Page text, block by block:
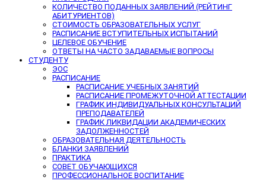
КОЛИЧЕСТВО ПОДАННЫХ ЗАЯВЛЕНИЙ (РЕЙТИНГ
АБИТУРИЕНТОВ)
СТОИМОСТЬ ОБРАЗОВАТЕЛЬНЫХ УСЛУГ
РАСПИСАНИЕ ВСТУПИТЕЛЬНЫХ ИСПЫТАНИЙ
ЦЕЛЕВОЕ ОБУЧЕНИЕ
ОТВЕТЫ НА ЧАСТО ЗАДАВАЕМЫЕ ВОПРОСЫ
СТУДЕНТУ
ЭОС
РАСПИСАНИЕ
РАСПИСАНИЕ УЧЕБНЫХ ЗАНЯТИЙ
РАСПИСАНИЕ ПРОМЕЖУТОЧНОЙ АТТЕСТАЦИИ
ГРАФИК ИНДИВИДУАЛЬНЫХ КОНСУЛЬТАЦИЙ
ПРЕПОДАВАТЕЛЕЙ
ГРАФИК ЛИКВИДАЦИИ АКАДЕМИЧЕСКИХ
ЗАДОЛЖЕННОСТЕЙ
ОБРАЗОВАТЕЛЬНАЯ ДЕЯТЕЛЬНОСТЬ
БЛАНКИ ЗАЯВЛЕНИЙ
ПРАКТИКА
СОВЕТ ОБУЧАЮЩИХСЯ
ПРОФЕССИОНАЛЬНОЕ ВОСПИТАНИЕ